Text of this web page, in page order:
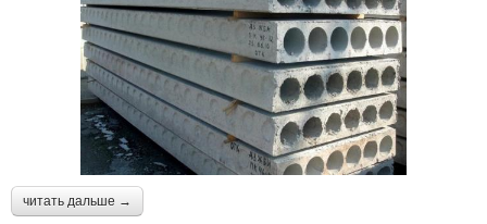
читать дальше →